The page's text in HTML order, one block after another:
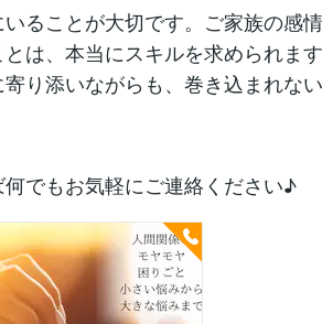
ることが大切です。ご家族の感
は、本当にスキルを求められま
り添いながらも、巻き込まれな
でもお気軽にご連絡ください♪